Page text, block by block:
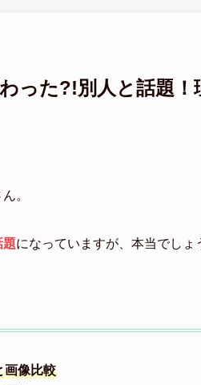
った?!別人と話題
。
題になっていますが、本当でしょ
画像比較